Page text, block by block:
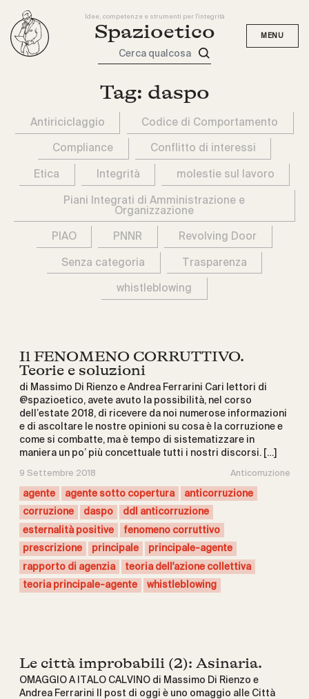
Idee, competenze e strumenti per l'integrità
Spazioetico
Cerca qualcosa
Tag: daspo
Antiriciclaggio Codice di Comportamento
Compliance Conflitto di interessi
Etica Integrità molestie sul lavoro
Piani Integrati di Amministrazione e
Organizzazione
PIAO PNNR Revolving Door
Senza categoria Trasparenza
whistleblowing
Il FENOMENO CORRUTTIVO.
Teorie e soluzioni
di Massimo Di Rienzo e Andrea Ferrarini Cari lettori di
@spazioetico, avete avuto la possibilità, nel corso
dell’estate 2018, di ricevere da noi numerose informazioni
e di ascoltare le nostre opinioni su cosa è la corruzione e
come si combatte, ma è tempo di sistematizzare in
maniera un po’ più concettuale tutti i nostri discorsi. […]
9 Settembre 2018 Anticorruzione
agente agente sotto copertura
anticorruzione
corruzione
daspo
ddl anticorruzione
esternalità positive
fenomeno corruttivo
prescrizione
principale
principale-agente
rapporto di agenzia
teoria dell'azione collettiva
teoria principale-agente
whistleblowing
Le città improbabili (2): Asinaria.
OMAGGIO A ITALO CALVINO di Massimo Di Rienzo e
Andrea Ferrarini Il post di oggi è uno omaggio alle Città